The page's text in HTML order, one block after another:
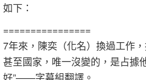
如下：
================
7年來，陳奕（化名）換過工作
甚至國家，唯一沒變的，是占據